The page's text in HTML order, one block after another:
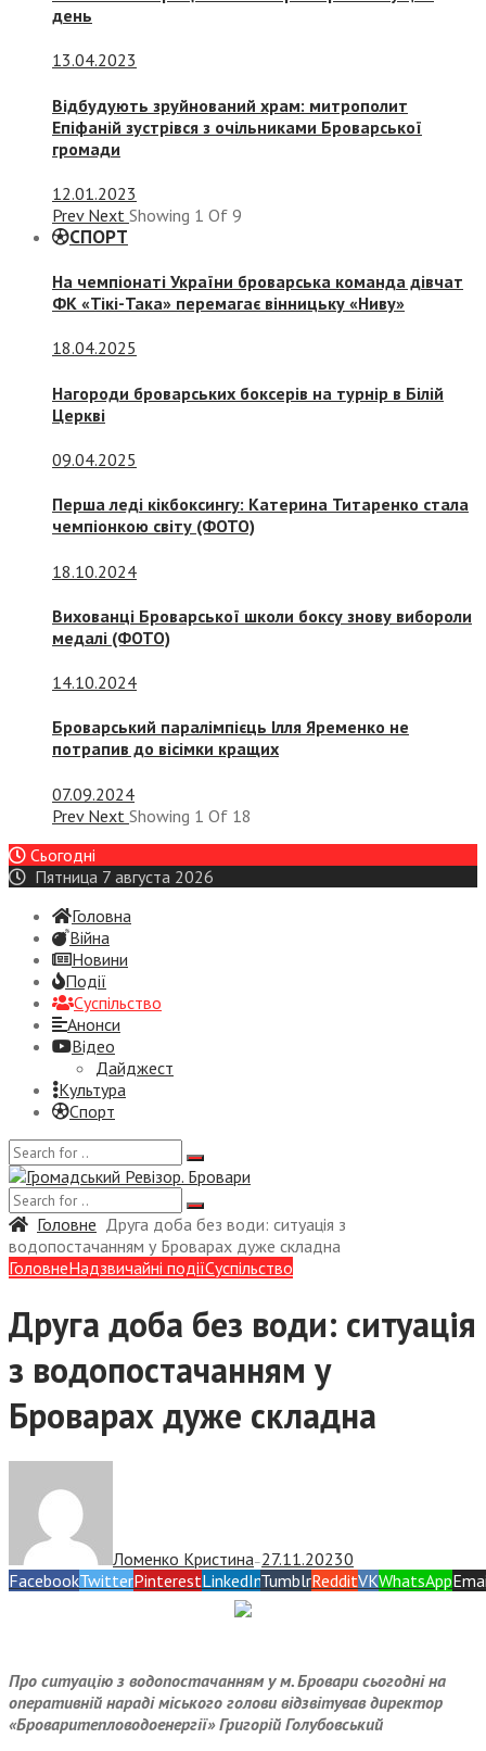
день
13.04.2023
Відбудують зруйнований храм: митрополит
Епіфаній зустрівся з очільниками Броварської
громади
12.01.2023
Prev Next Showing 1 Of 9
СПОРТ
На чемпіонаті України броварська команда дівчат
ФК «Тікі-Така» перемагає вінницьку «Ниву»
18.04.2025
Нагороди броварських боксерів на турнір в Білій
Церкві
09.04.2025
Перша леді кікбоксингу: Катерина Титаренко стала
чемпіонкою світу (ФОТО)
18.10.2024
Вихованці Броварської школи боксу знову вибороли
медалі (ФОТО)
14.10.2024
Броварський паралімпієць Ілля Яременко не
потрапив до вісімки кращих
07.09.2024
Prev Next Showing 1 Of 18
Сьогодні
Пятница 7 августа 2026
Головна
Війна
Новини
Події
Суспiльство
Анонси
Відео
Дайджест
Культура
Спорт
Головне Друга доба без води: ситуація з
водопостачанням у Броварах дуже складна
ГоловнеНадзвичайні подіїСуспiльство
Друга доба без води: ситуація
з водопостачанням у
Броварах дуже складна
Ломенко Кристина— 27.11.20230
FacebookTwitterPinterestLinkedInTumblrRedditVKWhatsApp
Про ситуацію з водопостачанням у м. Бровари сьогодні на
оперативній нараді міського голови відзвітував директор
«Броваритепловодоенергії» Григорій Голубовський